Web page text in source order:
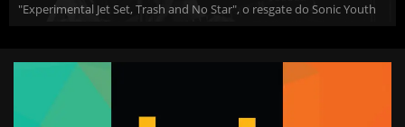
"Experimental Jet Set, Trash and No Star", o resgate do Sonic Youth